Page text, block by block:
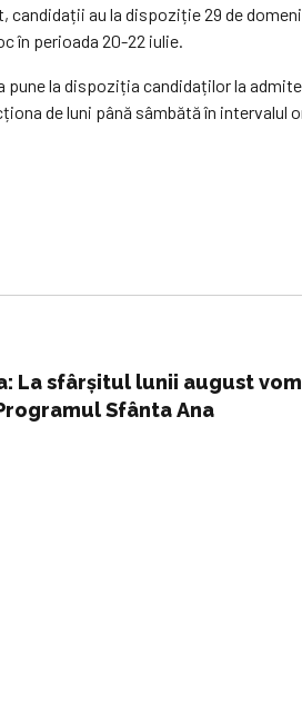
au la dispoziție 29 de
în perioada 20-22 iulie.
pune la dispoziția candidaților la
de luni până sâmbătă în intervalul
La sfârșitul lunii august
Sfânta Ana